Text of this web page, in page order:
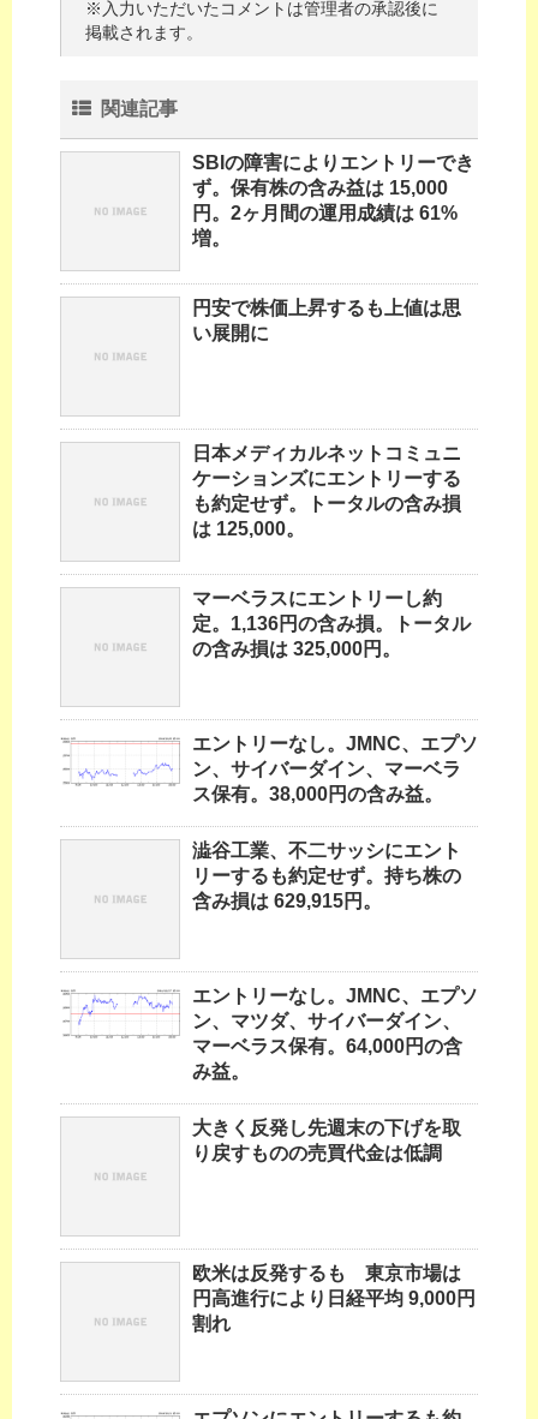
※入力いただいたコメントは管理者の承認後に
掲載されます。
関連記事
SBIの障害によりエントリーでき
ず。保有株の含み益は 15,000
円。2ヶ月間の運用成績は 61%
増。
円安で株価上昇するも上値は思
い展開に
日本メディカルネットコミュニ
ケーションズにエントリーする
も約定せず。トータルの含み損
は 125,000。
マーベラスにエントリーし約
定。1,136円の含み損。トータル
の含み損は 325,000円。
エントリーなし。JMNC、エプソ
ン、サイバーダイン、マーベラ
ス保有。38,000円の含み益。
澁谷工業、不二サッシにエント
リーするも約定せず。持ち株の
含み損は 629,915円。
エントリーなし。JMNC、エプソ
ン、マツダ、サイバーダイン、
マーベラス保有。64,000円の含
み益。
大きく反発し先週末の下げを取
り戻すものの売買代金は低調
欧米は反発するも 東京市場は
円高進行により日経平均 9,000円
割れ